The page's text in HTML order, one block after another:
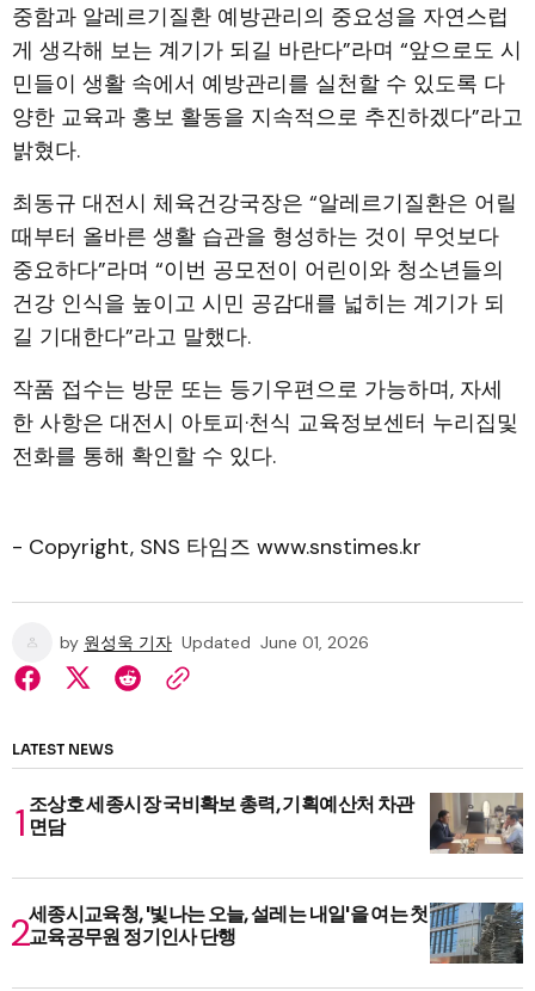
중함과 알레르기질환 예방관리의 중요성을 자연스럽
게 생각해 보는 계기가 되길 바란다”라며 “앞으로도 시
민들이 생활 속에서 예방관리를 실천할 수 있도록 다
양한 교육과 홍보 활동을 지속적으로 추진하겠다”라고
밝혔다.
최동규 대전시 체육건강국장은 “알레르기질환은 어릴
때부터 올바른 생활 습관을 형성하는 것이 무엇보다
중요하다”라며 “이번 공모전이 어린이와 청소년들의
건강 인식을 높이고 시민 공감대를 넓히는 계기가 되
길 기대한다”라고 말했다.
작품 접수는 방문 또는 등기우편으로 가능하며, 자세
한 사항은 대전시 아토피·천식 교육정보센터 누리집및
전화를 통해 확인할 수 있다.
- Copyright, SNS 타임즈 www.snstimes.kr
by 원성욱 기자 Updated June 01, 2026
LATEST NEWS
조상호 세종시장 국비확보 총력, 기획예산처 차관
면담
세종시교육청, '빛나는 오늘, 설레는 내일'을 여는 첫
교육공무원 정기인사 단행